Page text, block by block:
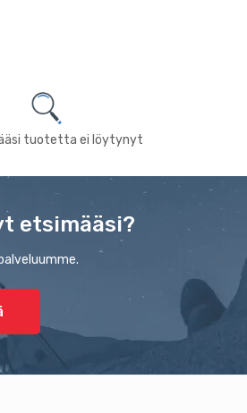
tuotetta ei löytynyt
etsimääsi?